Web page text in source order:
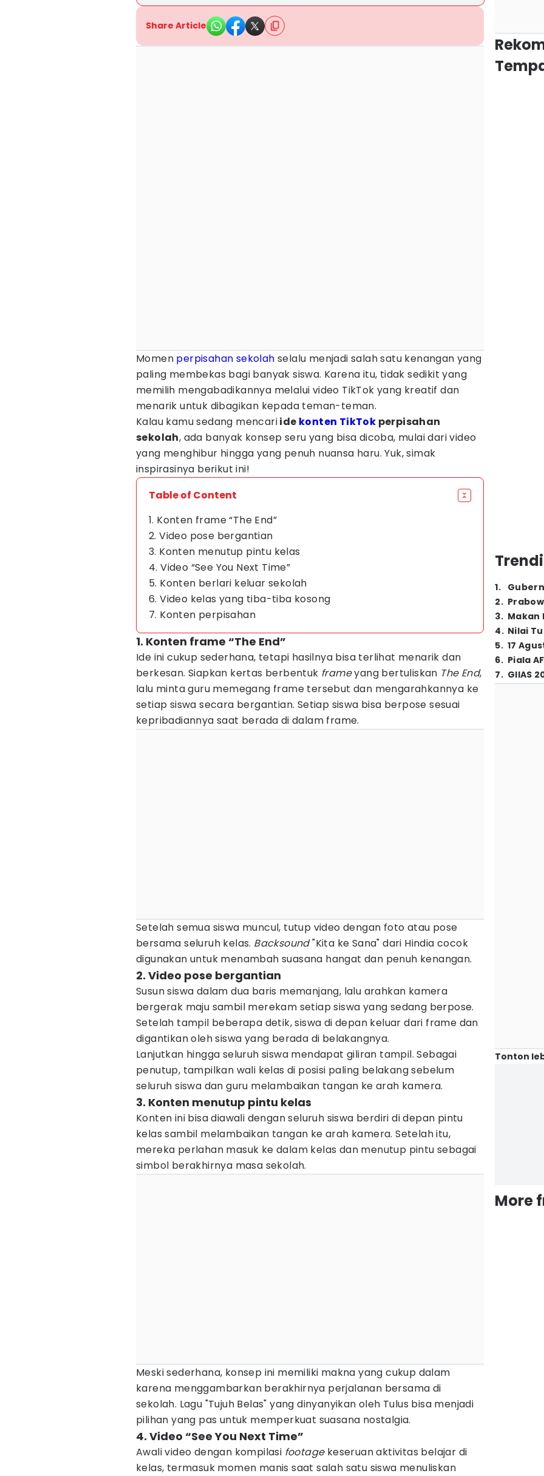
Share Article
Momen perpisahan sekolah selalu menjadi salah satu kenangan yang
paling membekas bagi banyak siswa. Karena itu, tidak sedikit yang
memilih mengabadikannya melalui video TikTok yang kreatif dan
menarik untuk dibagikan kepada teman-teman.
Kalau kamu sedang mencariide konten TikTok perpisahan
sekolah, ada banyak konsep seru yang bisa dicoba, mulai dari video
yang menghibur hingga yang penuh nuansa haru. Yuk, simak
inspirasinya berikut ini!
Table of Content
1. Konten frame “The End”
2. Video pose bergantian
3. Konten menutup pintu kelas
4. Video “See You Next Time”
5. Konten berlari keluar sekolah
6. Video kelas yang tiba-tiba kosong
7. Konten perpisahan
1. Konten frame “The End”
Ide ini cukup sederhana, tetapi hasilnya bisa terlihat menarik dan
berkesan. Siapkan kertas berbentuk frameyang bertuliskan The End,
lalu minta guru memegang frame tersebut dan mengarahkannya ke
setiap siswa secara bergantian. Setiap siswa bisa berpose sesuai
kepribadiannya saat berada di dalam frame.
Setelah semua siswa muncul, tutup video dengan foto atau pose
bersama seluruh kelas. Backsound"Kita ke Sana" dari Hindia cocok
digunakan untuk menambah suasana hangat dan penuh kenangan.
2. Video pose bergantian
Susun siswa dalam dua baris memanjang, lalu arahkan kamera
bergerak maju sambil merekam setiap siswa yang sedang berpose.
Setelah tampil beberapa detik, siswa di depan keluar dari frame dan
digantikan oleh siswa yang berada di belakangnya.
Lanjutkan hingga seluruh siswa mendapat giliran tampil. Sebagai
penutup, tampilkan wali kelas di posisi paling belakang sebelum
seluruh siswa dan guru melambaikan tangan ke arah kamera.
3. Konten menutup pintu kelas
Konten ini bisa diawali dengan seluruh siswa berdiri di depan pintu
kelas sambil melambaikan tangan ke arah kamera. Setelah itu,
mereka perlahan masuk ke dalam kelas dan menutup pintu sebagai
simbol berakhirnya masa sekolah.
Meski sederhana, konsep ini memiliki makna yang cukup dalam
karena menggambarkan berakhirnya perjalanan bersama di
sekolah. Lagu "Tujuh Belas" yang dinyanyikan oleh Tulus bisa menjadi
pilihan yang pas untuk memperkuat suasana nostalgia.
4. Video “See You Next Time”
Awali video dengan kompilasi footagekeseruan aktivitas belajar di
kelas, termasuk momen manis saat salah satu siswa menuliskan
1.
2.
3. Makan
4. Nilai
5. 17
6. Piala
7. GIIAS
Tonton
More